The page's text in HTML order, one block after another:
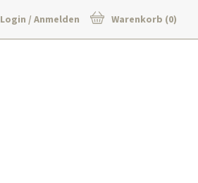
Login / Anmelden Warenkorb (0)